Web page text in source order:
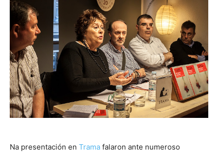
Na presentación en Trama falaron ante numeroso